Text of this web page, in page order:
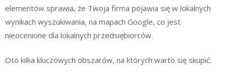
elementów sprawia, że Twoja firma pojawia się w lokalnych
wynikach wyszukiwania, na mapach Google, co jest
nieocenione dla lokalnych przedsiębiorców.
Oto kilka kluczowych obszarów, na których warto się skupić: